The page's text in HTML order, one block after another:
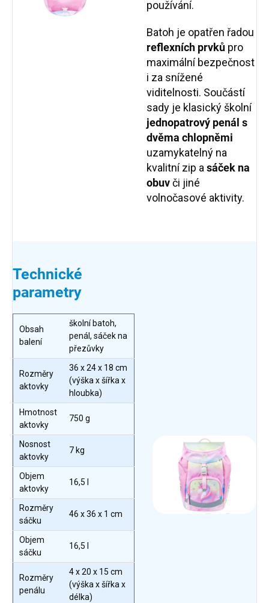
používání.
Batoh je opatřen řadou
reflexních prvků pro
maximální bezpečnost
i za snížené
viditelnosti. Součástí
sady je klasický školní
jednopatrový penál s
dvěma chlopněmi
uzamykatelný na
kvalitní zip asáček na
obuvči jiné
volnočasové aktivity.
Technické
parametry
Obsah
balení
školní batoh,
penál, sáček na
přezůvky
Rozměry
aktovky
36 x 24 x 18 cm
(výška x šířka x
hloubka)
Hmotnost
aktovky
750 g
Nosnost
aktovky
7 kg
Objem
aktovky
16,5 l
Rozměry
sáčku
46 x 36 x 1 cm
Objem
sáčku
16,5 l
Rozměry
penálu
4 x 20 x 15 cm
(výška x šířka x
délka)